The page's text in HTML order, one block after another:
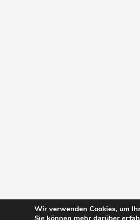
© 2026Main
Wir verwenden Cookies, um
Sie können mehr darüber